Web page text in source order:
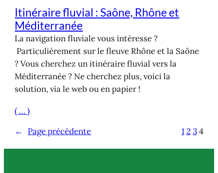
Itinéraire fluvial : Saône, Rhône et
Méditerranée
La navigation fluviale vous intéresse ?
Particulièrement sur le fleuve Rhône et la Saône
? Vous cherchez un itinéraire fluvial vers la
Méditerranée ? Ne cherchez plus, voici la
solution, via le web ou en papier !
( … )
←
Page précédente 1234